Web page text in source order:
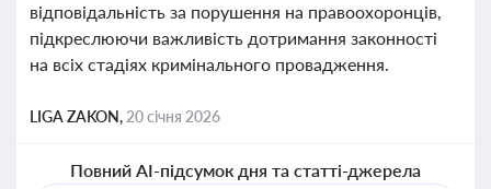
відповідальність за порушення на правоохоронців,
підкреслюючи важливість дотримання законності
на всіх стадіях кримінального провадження.
LIGA ZAKON, 20 січня 2026
Повний AI-підсумок дня та статті-джерела